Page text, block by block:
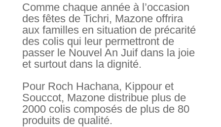
Comme chaque année à l’occasion
des fêtes de Tichri, Mazone offrira
aux familles en situation de précarité
des colis qui leur permettront de
passer le Nouvel An Juif dans la joie
et surtout dans la dignité.
Pour Roch Hachana, Kippour et
Souccot, Mazone distribue plus de
2000 colis composés de plus de 80
produits de qualité.